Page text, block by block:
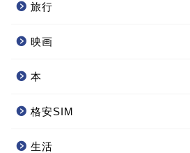
旅行
映画
本
格安SIM
生活